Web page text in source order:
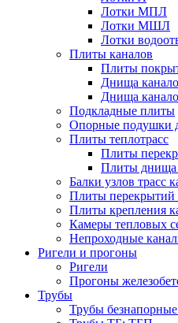
Лотки МПЛ
Лотки МШЛ
Лотки
Плиты каналов
Плиты
Днища
Днища
Подкладные плиты
Опорные подушки
Плиты теплотрасс
Плиты
Плиты днища
Балки узлов трасс
Плиты
Плиты крепления
Камеры тепловых
Непроходные
Ригели и прогоны
Ригели
Прогоны
Трубы
Трубы